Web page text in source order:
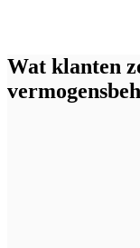
Wat klanten